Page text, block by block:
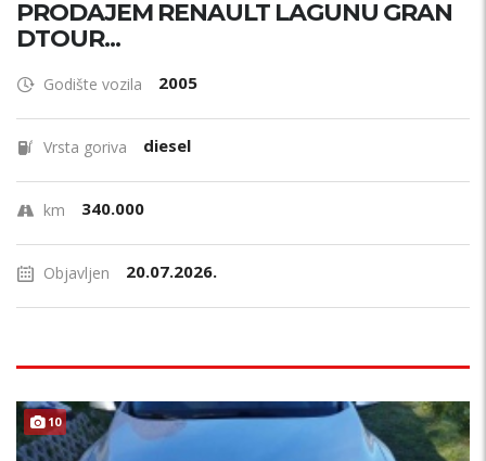
PRODAJEM RENAULT LAGUNU GRAN
DTOUR...
Godište vozila 2005
Vrsta goriva diesel
km 340.000
Objavljen 20.07.2026.
10